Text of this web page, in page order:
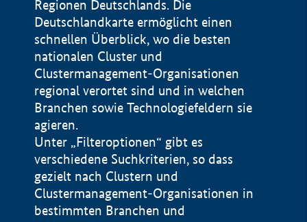
Regionen Deutschlands. Die
Deutschlandkarte ermöglicht einen
schnellen Überblick, wo die besten
nationalen Cluster und
Clustermanagement-Organisationen
regional verortet sind und in welchen
Branchen sowie Technologiefeldern sie
agieren.
Unter „Filteroptionen“ gibt es
verschiedene Suchkriterien, so dass
gezielt nach Clustern und
Clustermanagement-Organisationen in
bestimmten Branchen und
Impressum
Datenschutzerklärung
BMWE, 2026 ©
100 km © Geobasis-DE / BKG 2015